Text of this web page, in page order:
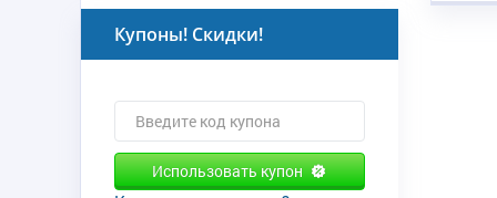
Купоны! Скидки!
Использовать купон